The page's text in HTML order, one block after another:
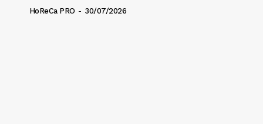
HoReCa PRO - 30/07/2026